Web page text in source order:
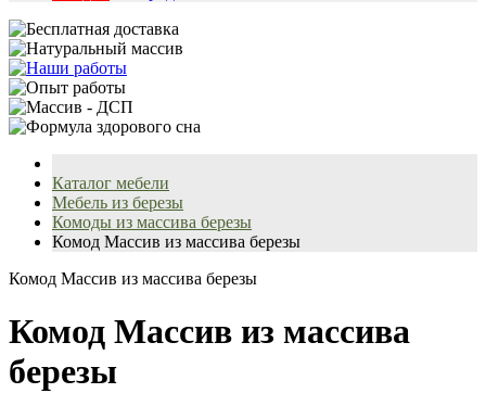
Каталог мебели
Мебель из березы
Комоды из массива березы
Комод Массив из массива березы
Комод Массив из массива березы
Комод Массив из массива
березы